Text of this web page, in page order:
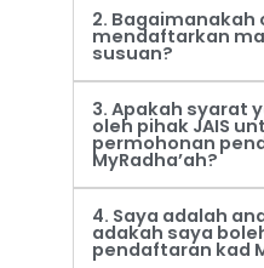
2. Bagaimanakah
mendaftarkan
susuan?
3. Apakah syarat
oleh pihak JAIS
permohonan
MyRadha’ah?
4. Saya adalah
adakah saya
pendaftaran kad